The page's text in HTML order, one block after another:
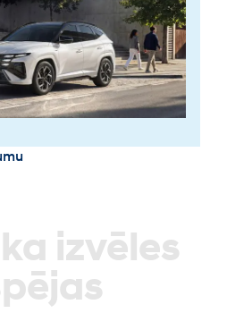
izvēles